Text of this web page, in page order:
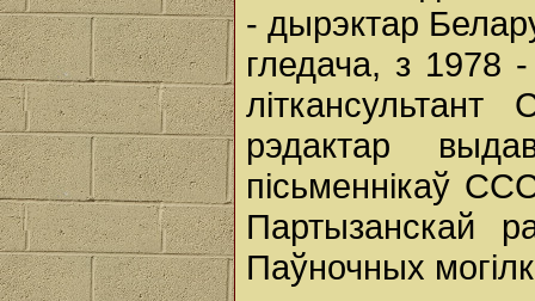
- дырэктар
гледача, з 1978
рэдактар
пісьменнікаў
Партызанскай
Паўночных